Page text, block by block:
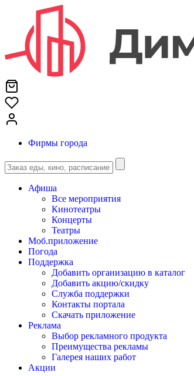
Фирмы города
Афиша
Все мероприятия
Кинотеатры
Концерты
Театры
Моб.приложение
Погода
Поддержка
Добавить организацию в каталог
Добавить акцию/скидку
Служба поддержки
Контакты портала
Скачать приложение
Реклама
Выбор рекламного продукта
Преимущества рекламы
Галерея наших работ
Акции